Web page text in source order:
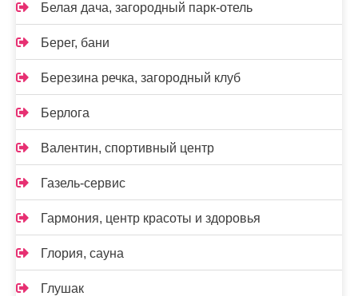
Белая дача, загородный парк-отель
Берег, бани
Березина речка, загородный клуб
Берлога
Валентин, спортивный центр
Газель-сервис
Гармония, центр красоты и здоровья
Глория, сауна
Глушак